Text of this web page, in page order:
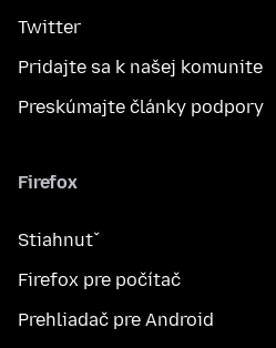
Twitter
Pridajte sa k našej komunite
Preskúmajte články podpory
Firefox
Stiahnuť
Firefox pre počítač
Prehliadač pre Android